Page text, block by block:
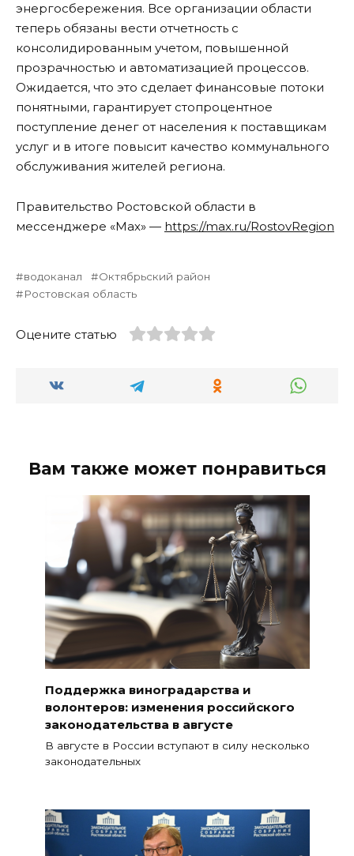
энергосбережения. Все организации области
теперь обязаны вести отчетность с
консолидированным учетом, повышенной
прозрачностью и автоматизацией процессов.
Ожидается, что это сделает финансовые потоки
понятными, гарантирует стопроцентное
поступление денег от населения к поставщикам
услуг и в итоге повысит качество коммунального
обслуживания жителей региона.
Правительство Ростовской области в
мессенджере «Мах» — https://max.ru/RostovRegion
водоканал
Октябрьский район
Ростовская область
Оцените статью
Вам также может понравиться
Поддержка виноградарства и
волонтеров: изменения российского
законодательства в августе
В августе в России вступают в силу несколько
законодательных